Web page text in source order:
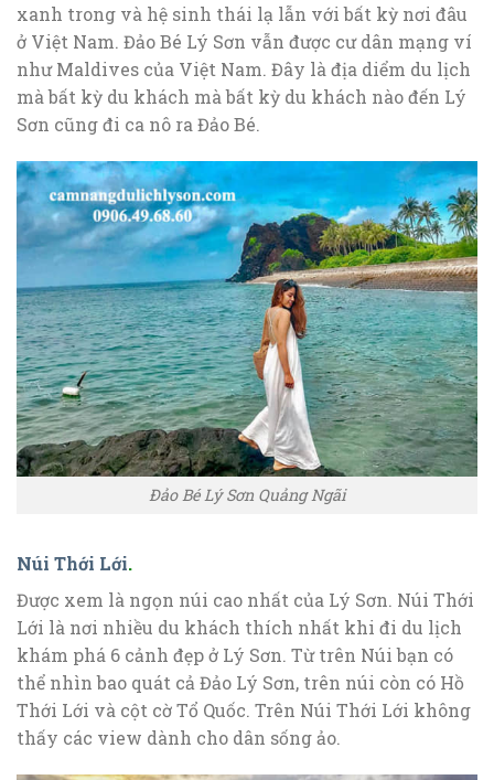
xanh trong và hệ sinh thái lạ lẫn với bất kỳ nơi đâu
ở Việt Nam. Đảo Bé Lý Sơn vẫn được cư dân mạng ví
như Maldives của Việt Nam. Đây là địa diểm du lịch
mà bất kỳ du khách mà bất kỳ du khách nào đến Lý
Sơn cũng đi ca nô ra Đảo Bé.
Đảo Bé Lý Sơn Quảng Ngãi
Núi Thới Lới.
Được xem là ngọn núi cao nhất của Lý Sơn. Núi Thới
Lới là nơi nhiều du khách thích nhất khi đi du lịch
khám phá 6 cảnh đẹp ở Lý Sơn. Từ trên Núi bạn có
thể nhìn bao quát cả Đảo Lý Sơn, trên núi còn có Hồ
Thới Lới và cột cờ Tổ Quốc. Trên Núi Thới Lới không
thấy các view dành cho dân sống ảo.